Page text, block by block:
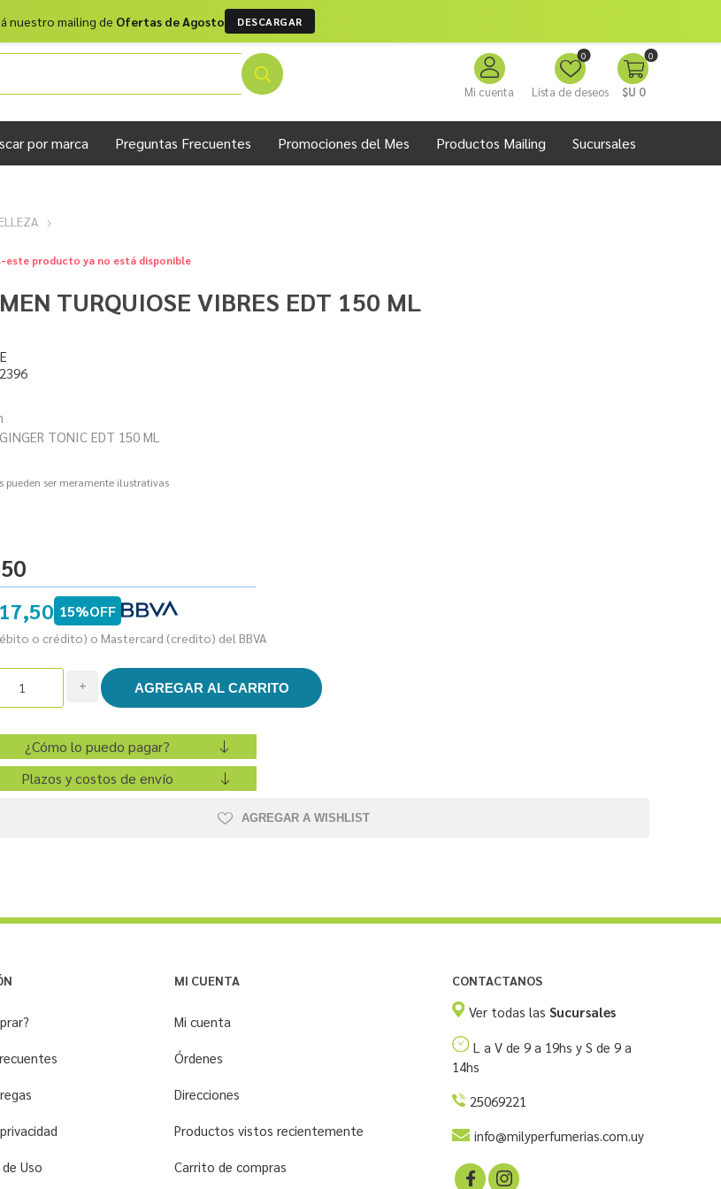
nuestro mailing de Ofertas de Agosto DESCARGAR
Mi cuenta Lista de deseos
0 0
$U 0
por marca Preguntas Frecuentes Promociones del Mes Productos Mailing Sucursales
este producto ya no está disponible
TURQUIOSE VIBRES EDT 150 ML
TONIC EDT 150 ML
pueden ser meramente ilustrativas
15%OFF
o crédito) o Mastercard (credito) del BBVA
i
¿Cómo lo puedo pagar?
Plazos y costos de envío
AGREGAR A WISHLIST
Uso
MI CUENTA
Mi cuenta
Órdenes
Direcciones
Productos vistos recientemente
Carrito de compras
CONTACTANOS
Ver todas las Sucursales
L a V de 9 a 19hs y S de 9 a
14hs
25069221
info@milyperfumerias.com.uy